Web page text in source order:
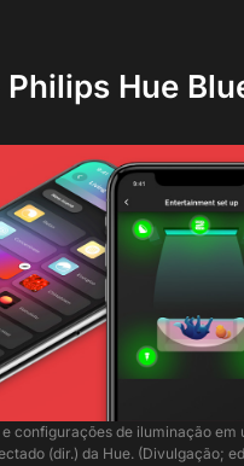
Hue
e configurações de iluminação em
(dir.) da Hue. (Divulgação;